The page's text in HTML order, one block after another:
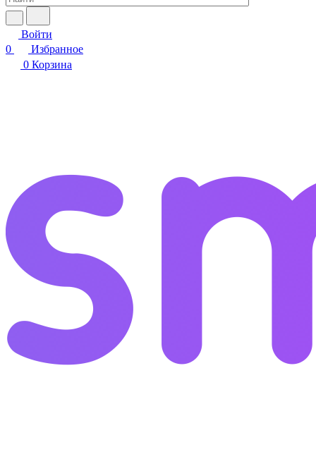
Войти
0
Избранное
0 Корзина